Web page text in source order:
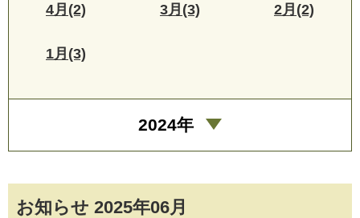
お知らせ 2025年06月
4月(2) 3月(3) 2月(2)
1月(3)
2024年